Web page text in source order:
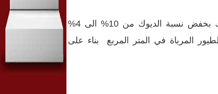
ساعد علي تقليل كمية العلف المستخدم في المزرعة وذلك بخفض نسبة الديوك من 10% الى 4%
المرباة في المتر المربع بناء على